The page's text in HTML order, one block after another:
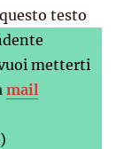
testo
metterti
mail